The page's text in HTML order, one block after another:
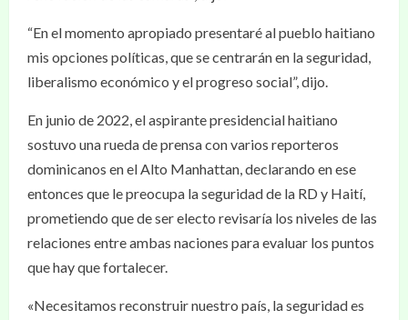
“En el momento apropiado presentaré al pueblo haitiano
mis opciones políticas, que se centrarán en la seguridad,
liberalismo económico y el progreso social”, dijo.
En junio de 2022, el aspirante presidencial haitiano
sostuvo una rueda de prensa con varios reporteros
dominicanos en el Alto Manhattan, declarando en ese
entonces que le preocupa la seguridad de la RD y Haití,
prometiendo que de ser electo revisaría los niveles de las
relaciones entre ambas naciones para evaluar los puntos
que hay que fortalecer.
«Necesitamos reconstruir nuestro país, la seguridad es